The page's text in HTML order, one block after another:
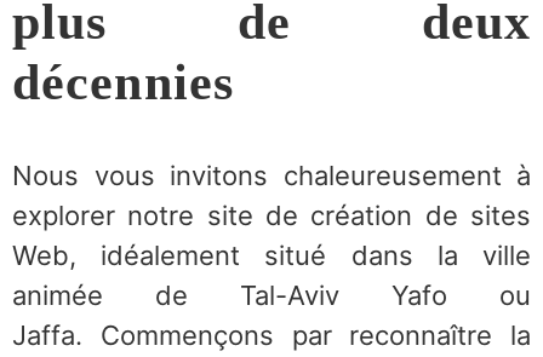
plus de deux
décennies
Nous vous invitons chaleureusement à
explorer notre site de création de sites
Web, idéalement situé dans la ville
animée de Tal-Aviv Yafo ou
Jaffa. Commençons par reconnaître la